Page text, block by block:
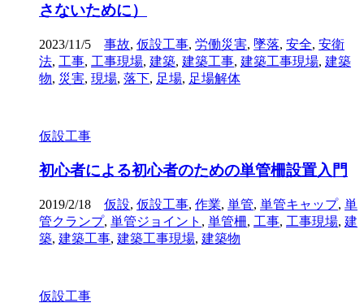
さないために）
2023/11/5 事故, 仮設工事, 労働災害, 墜落, 安全, 安衛
法, 工事, 工事現場, 建築, 建築工事, 建築工事現場, 建築
物, 災害, 現場, 落下, 足場, 足場解体
仮設工事
初心者による初心者のための単管柵設置入門
2019/2/18 仮設, 仮設工事, 作業, 単管, 単管キャップ, 単
管クランプ, 単管ジョイント , 単管柵, 工事, 工事現場, 建
築, 建築工事, 建築工事現場, 建築物
仮設工事